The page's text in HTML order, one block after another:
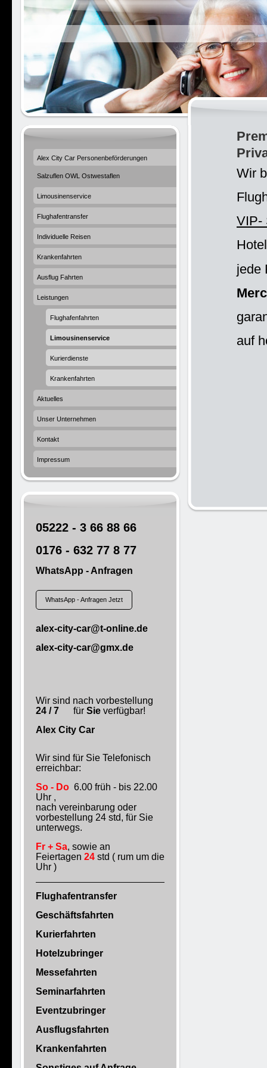
Wir
VIP-
jede
auf
Alex City Car Personenbeförderungen
Salzuflen OWL Ostwestaflen
Limousinenservice
Flughafentransfer
Individuelle Reisen
Krankenfahrten
Ausflug Fahrten
Leistungen
Flughafenfahrten
Limousinenservice
Kurierdienste
Krankenfahrten
Aktuelles
Unser Unternehmen
Kontakt
Impressum
05222 - 3 66 88 66
0176 - 632 77 8 77
WhatsApp - Anfragen
WhatsApp - Anfragen Jetzt
alex-city-car@t-online.de
alex-city-car@gmx.de
Wir sind nach vorbestellung
24 / 7 für Sie verfügbar!
Alex City Car
Wir sind für Sie Telefonisch
erreichbar:
So - Do 6.00 früh - bis 22.00
Uhr ,
nach vereinbarung oder
vorbestellung 24 std, für Sie
unterwegs.
Fr + Sa, sowie an
Feiertagen 24 std ( rum um die
Uhr )
Flughafentransfer
Geschäftsfahrten
Kurierfahrten
Hotelzubringer
Messefahrten
Seminarfahrten
Eventzubringer
Ausflugsfahrten
Krankenfahrten